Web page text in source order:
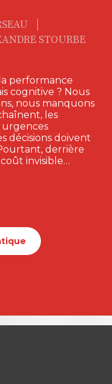
|
STOURBE
performance
cognitive ? Nous
nous manquons
les
urgences
décisions doivent
derrière
invisible…